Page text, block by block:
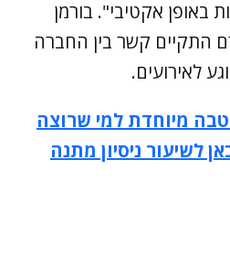
באופן אקטיבי". בורמן
התקיים קשר בין החברה
לאירועים.
מיוחדת למי שרוצה
לשיעור ניסיון מתנה